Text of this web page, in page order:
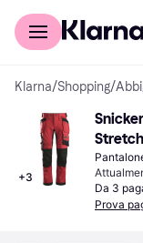
Per il tuo shopping
Klarna/Shopping/
+3
Red/
Da 3
Prova